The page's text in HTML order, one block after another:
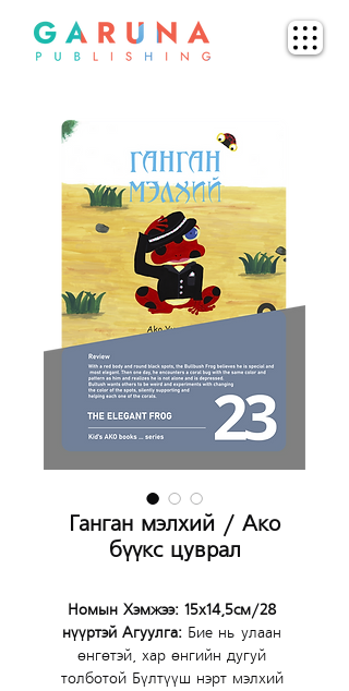
Ганган мэлхий / Ако
бүүкс цуврал
Номын Хэмжээ: 15х14,5см/28
нүүртэй Агуулга: Бие нь улаан
өнгөтэй, хар өнгийн дугуй
толботой Бүлтүүш нэрт мэлхий